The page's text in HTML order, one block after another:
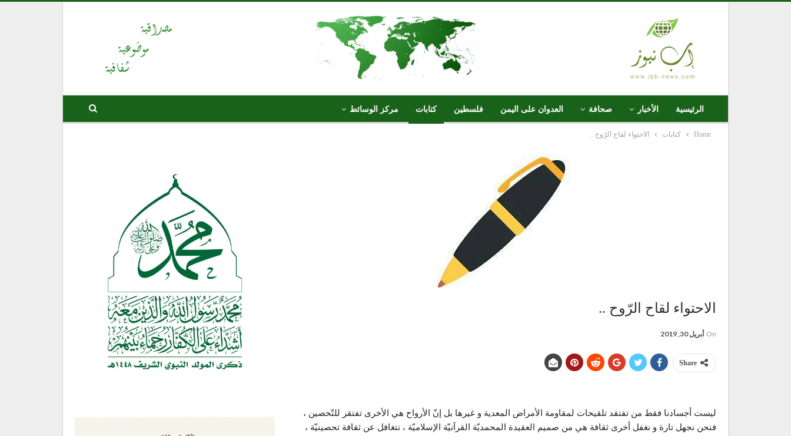
الرئيسية الأخبار صحافة العدوان على اليمن فلسطين كتابات مركز الوسائط
Home كتابات الاحتواء لقاح الرّوح ..
الاحتواء لقاح الرّوح ..
On أبريل 30, 2019
Share
ليست أجسادنا فقط من تفتقد تلقيحات لمقاومة الأمراض المعدية و غيرها بل إنّ الأرواح هي الأخرى تفتقر للتّحصين ،
فنحن نجهل تارة و نغفل أخرى ثقافة هي من صميم العقيدة المحمديّة القرآنيّة الإسلاميّة ، نتغافل عن ثقافة تحصينيّة ،